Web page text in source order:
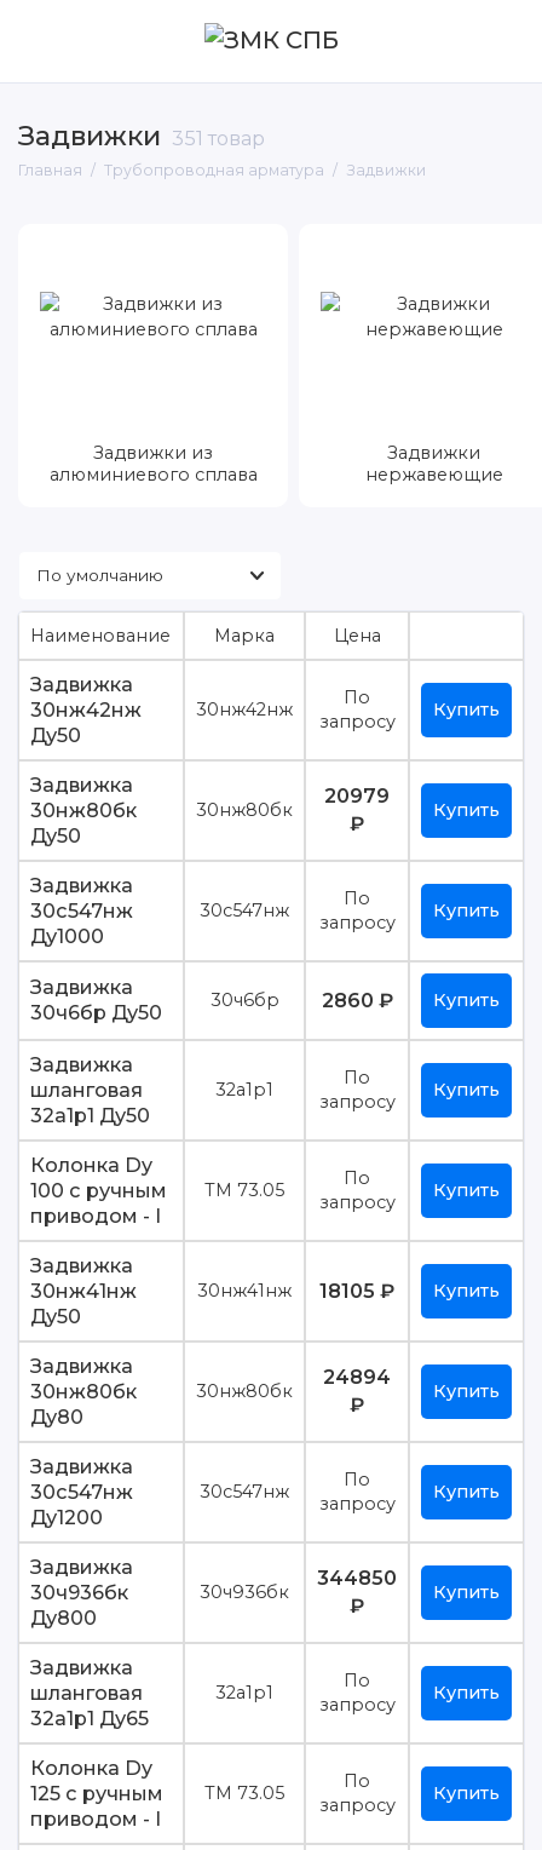
Задвижки 351 товар
Главная Трубопроводная арматура Задвижки
Вентили
Запорные устройства указателя уровня
жидкости
Конденсатоотводчики
Фильтры
Энергетическая арматура
Задвижки из
алюминиевого сплава
Задвижки
нержавеющие
Наименование Марка Цена
Задвижка
30нж42нж
Ду50
30нж42нж
По
запросу
Купить
Задвижка
30нж80бк
Ду50
30нж80бк
20979
₽
Купить
Задвижка
30с547нж
Ду1000
30с547нж
По
запросу
Купить
Задвижка
30ч6бр Ду50
30ч6бр 2860 ₽ Купить
Задвижка
шланговая
32а1р1 Ду50
32а1р1
По
запросу
Купить
Колонка Dy
100 с ручным
приводом - I
ТМ 73.05
По
запросу
Купить
Задвижка
30нж41нж
Ду50
30нж41нж 18105 ₽ Купить
Задвижка
30нж80бк
Ду80
30нж80бк
24894
₽
Купить
Задвижка
30с547нж
Ду1200
30с547нж
По
запросу
Купить
Задвижка
30ч936бк
Ду800
30ч936бк
344850
₽
Купить
Задвижка
шланговая
32а1р1 Ду65
32а1р1
По
запросу
Купить
Колонка Dy
125 с ручным
приводом - I
ТМ 73.05
По
запросу
Купить